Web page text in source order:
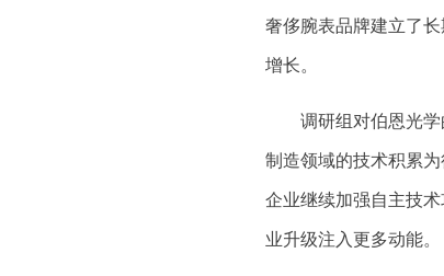
奢侈腕表品牌建立了
增长。
调研组对伯恩光
制造领域的技术积累
企业继续加强自主技
业升级注入更多动能。